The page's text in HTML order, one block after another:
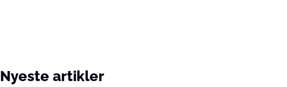
Nyeste artikler